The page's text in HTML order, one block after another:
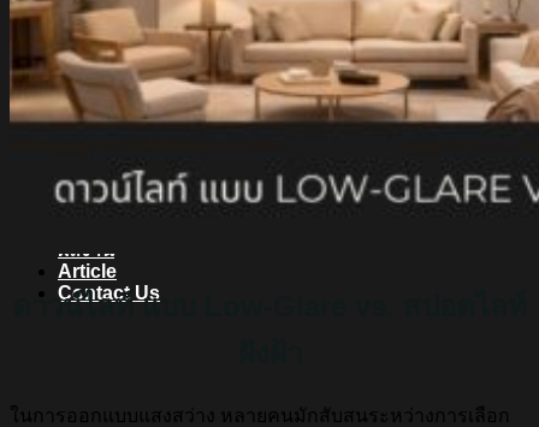
Step Light
Garden Light
Up Light
LED Swimming Pool Light
Linear Wall Washer
Post Lamp
Streetlight solar cell
Floodlight
ผลงาน
Article
Contact Us
ดาวน์ไลท์ แบบ Low-Glare vs. สปอตไลท์
ในการออกแบบแสงสว่าง หลายคนมักสับสนระหว่างการเลือก